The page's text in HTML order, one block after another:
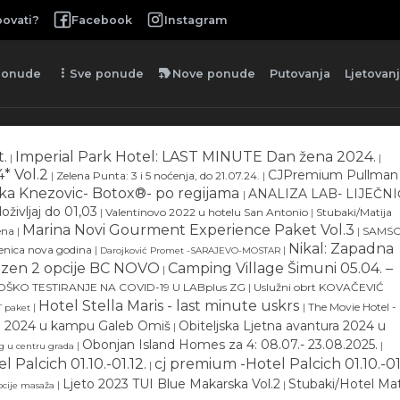
Facebook Instagram
more_vert Sve ponude new_label Nove ponude Putovanja
| Imperial Park Hotel: LAST MINUTE Dan žena 2024. |
Vol.2 | Zelena Punta: 3 i 5 noćenja, do 21.07.24. | CJPremium Pullman
Knezovic- Botox®- po regijama | ANALIZA LAB-
do 01,03 | Valentinovo 2022 u hotelu San Antonio | Stubaki/Matija
| Marina Novi Gourment Experience Paket Vol.3 |
nova godina | Darojković Promet -SARAJEVO-MOSTAR | Nikal: Zapadna
2 opcije BC NOVO | Camping Village Šimuni 05.04. –
TESTIRANJE NA COVID-19 U LABplus ZG | Uslužni obrt KOVAČEVIĆ
paket | Hotel Stella Maris - last minute uskrs | The Movie Hotel -
u kampu Galeb Omiš | Obiteljska Ljetna avantura 2024 u
u centru grada | Obonjan Island Homes za 4: 08.07.- 23.08.2025. |
01.10.-01.12. | cj premium -Hotel Palcich 01.10.-
masaža | Ljeto 2023 TUI Blue Makarska Vol.2 | Stubaki/Hotel